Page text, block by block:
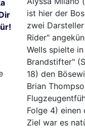
ist hier der
zwei
Rider"
Wells spielte
Brandstifter"
18) den
Brian
Folge 4) einen
Ziel war es